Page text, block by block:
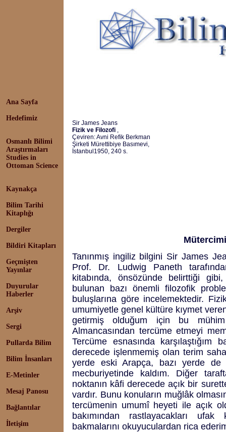
Ana Sayfa
Hedefimiz
Osmanlı Bilimi
Araştırmaları
Studies in
Ottoman Science
Kaynakça
Bilim Tarihi
Kitaplığı
Dergiler
Bildiri Kitapları
Geçmişten
Yayınlar
Duyurular
Haberler
Arşiv
Sergi
Pullarda Bilim
Bilim İnsanları
E-Metinler
Mesaj Panosu
Bağlantılar
İletişim
Sir James Jeans
Fizik ve Filozofi ,
Çeviren: Avni Refik Berkman
Şirketi Mürettibiye Basımevi,
İstanbul1950, 240 s.
Tanınmış ingiliz bilgini Sir James
Prof. Dr. Ludwig Paneth
kitabında, önsözünde belirttiği
bulunan bazı önemli filozofik
buluşlarına göre incelemektedir.
umumiyetle genel kültüre kıymet
getirmiş olduğum için bu
Almancasından tercüme etmeyi
Tercüme esnasında
derecede işlenmemiş olan terim
yerde eski Arapça, bazı yerde
mecburiyetinde kaldım. Diğer
noktanın kâfi derecede açık bir
vardır. Bunu konuların muğlâk
tercümenin umumî heyeti ile açık
bakımından rastlayacakları
bakmalarını okuyuculardan rica